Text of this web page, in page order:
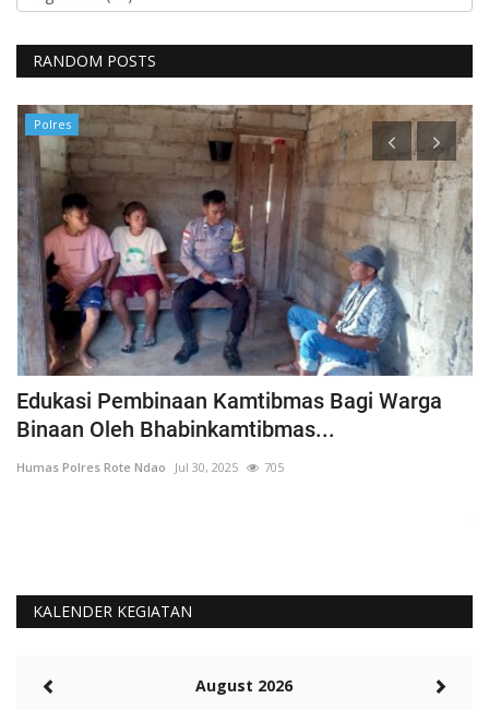
RANDOM POSTS
Polres
Edukasi Pembinaan Kamtibmas Bagi Warga
Binaan Oleh Bhabinkamtibmas...
Humas Polres Rote Ndao Jul 30, 2025 705
KALENDER KEGIATAN
August 2026